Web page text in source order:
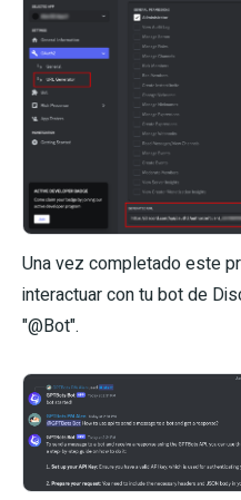
Una vez completado este
interactuar con tu bot de
"@Bot".